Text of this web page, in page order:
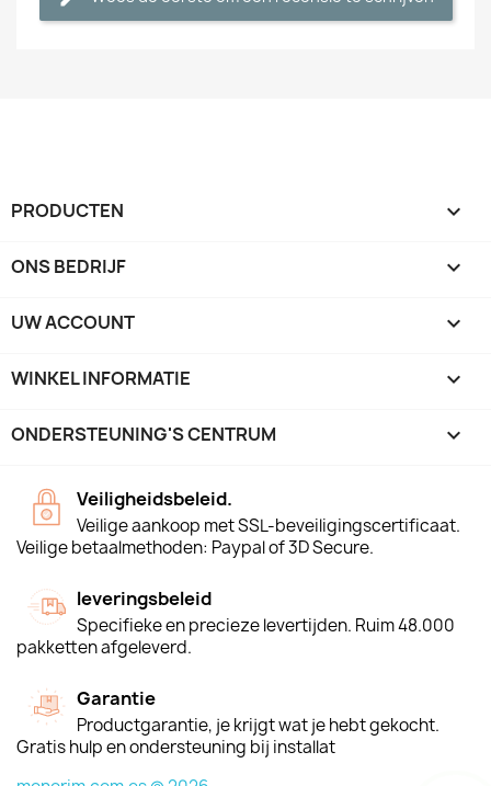
PRODUCTEN 
ONS BEDRIJF 
UW ACCOUNT 
WINKEL INFORMATIE keyboard_arrow_down
ONDERSTEUNING'S CENTRUM 
Veiligheidsbeleid.
Veilige aankoop met SSL-beveiligingscertificaat.
Veilige betaalmethoden: Paypal of 3D Secure.
leveringsbeleid
Specifieke en precieze levertijden. Ruim 48.000
pakketten afgeleverd.
Garantie
Productgarantie, je krijgt wat je hebt gekocht.
Gratis hulp en ondersteuning bij installat